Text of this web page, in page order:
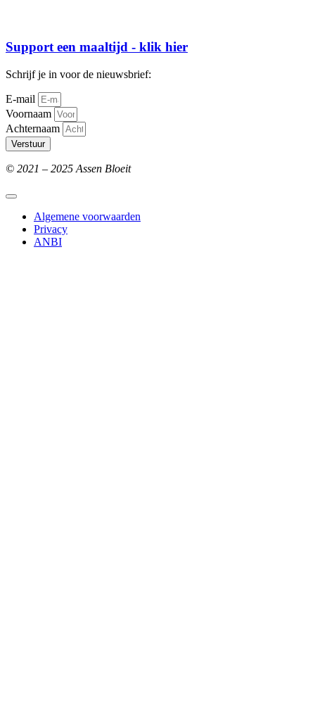
Support een maaltijd - klik hier
Schrijf je in voor de nieuwsbrief:
E-mail
Voornaam
Achternaam
Verstuur
© 2021 – 2025 Assen Bloeit
Algemene voorwaarden
Privacy
ANBI